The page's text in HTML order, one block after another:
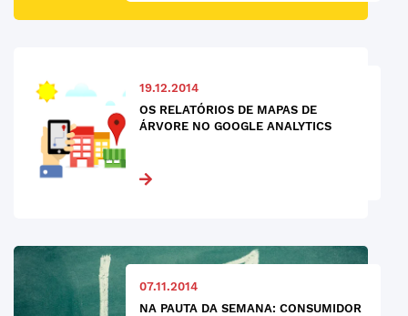
19.12.2014
OS RELATÓRIOS DE MAPAS DE
ÁRVORE NO GOOGLE ANALYTICS
07.11.2014
NA PAUTA DA SEMANA: CONSUMIDOR